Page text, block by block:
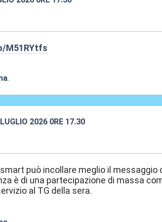
M51RYtfs
.
2026 0RE 17.30
può incollare meglio il messaggio
è di una partecipazione di massa
al TG della sera.